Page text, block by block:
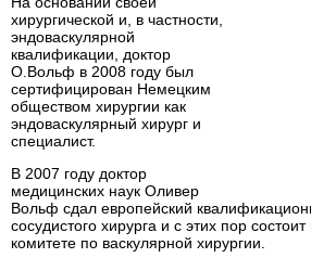
хирургической и, в частности,
эндоваскулярной
квалификации, доктор
О.Вольф в 2008 году был
сертифицирован Немецким
обществом хирургии как
эндоваскулярный хирург и
специалист.
В 2007 году доктор
медицинских наук Оливер
Вольф сдал европейский
сосудистого хирурга и с этих пор
комитете по васкулярной хирургии.